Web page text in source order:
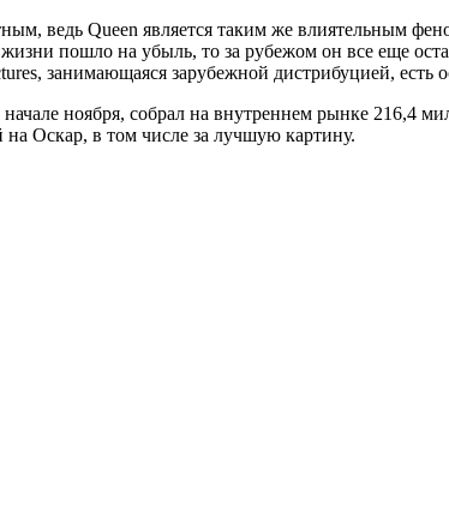
ведь Queen является таким же влиятельным
пошло на убыль, то за рубежом он все еще
занимающаяся зарубежной дистрибуцией, есть
ноября, собрал на внутреннем рынке 216,4
на Оскар, в том числе за лучшую картину.